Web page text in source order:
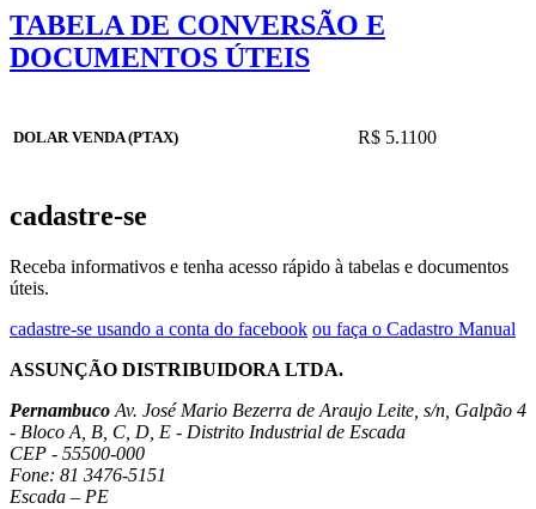
TABELA DE CONVERSÃO E
DOCUMENTOS ÚTEIS
DOLAR VENDA (PTAX) R$ 5.1100
cadastre-se
Receba informativos e tenha acesso rápido à tabelas e documentos
úteis.
cadastre-se usando a conta do facebook ou faça o Cadastro Manual
ASSUNÇÃO DISTRIBUIDORA LTDA.
Pernambuco Av. José Mario Bezerra de Araujo Leite, s/n, Galpão 4
- Bloco A, B, C, D, E - Distrito Industrial de Escada
CEP - 55500-000
Fone: 81 3476-5151
Escada – PE